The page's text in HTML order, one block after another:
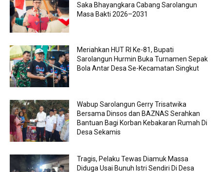
Saka Bhayangkara Cabang Sarolangun
Masa Bakti 2026–2031
Meriahkan HUT RI Ke-81, Bupati
Sarolangun Hurmin Buka Turnamen Sepak
Bola Antar Desa Se-Kecamatan Singkut
Wabup Sarolangun Gerry Trisatwika
Bersama Dinsos dan BAZNAS Serahkan
Bantuan Bagi Korban Kebakaran Rumah Di
Desa Sekamis
Tragis, Pelaku Tewas Diamuk Massa
Diduga Usai Bunuh Istri Sendiri Di Desa